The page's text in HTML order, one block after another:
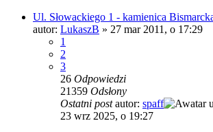
Ul. Słowackiego 1 - kamienica
autor: LukaszB » 27 mar 2011, o 17:29
1
2
3
26 Odpowiedzi
21359 Odsłony
Ostatni postautor: spaff
23 wrz 2025, o 19:27